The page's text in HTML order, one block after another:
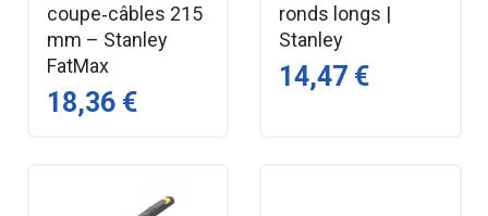
coupe‑câbles 215
mm – Stanley
FatMax
18,36 €
ronds longs |
Stanley
14,47 €